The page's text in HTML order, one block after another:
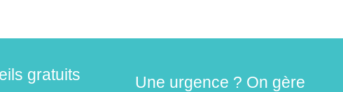
gratuits Une urgence ? On gère